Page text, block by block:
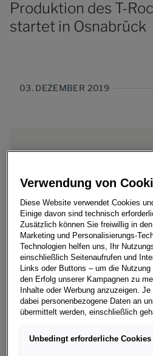
Produktion des T-
startet in Osnabrück
03. DEZEMBER 2019
läuft ab heute vom Band
hohen zweistelligen
aufgebaut
– Weitere Investitionen in
Größenordnung am
Heute startet die Produktion
Verwendung von
Diese Website verwendet Cookies
Einige davon sind technisch
Zusätzlich können Sie freiwillig in
Marketing und Personalisierungs-
Technologien helfen uns, Ihr
einschließlich Seitenaufrufen und
Links oder Buttons – um die
den Erfolg unserer Kampagnen zu
Inhalte oder Werbung anzuzeigen.
dabei personenbezogene Daten an
übermittelt werden, einschließlich
(z. B. E Mail Adresse oder
Unbedingt erforderliche Cookies